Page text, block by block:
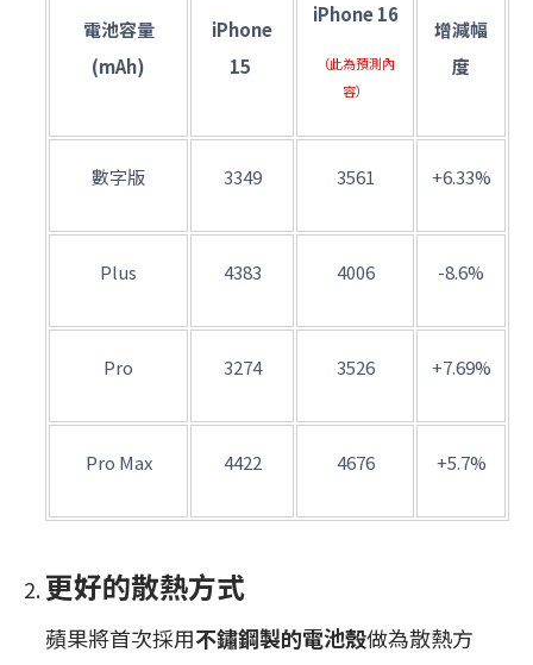
電池容量
(mAh)
iPhone
15
iPhone 16
（此為預測內
容）
增減幅
度
數字版 3349 3561 +6.33%
Plus 4383 4006 -8.6%
Pro 3274 3526 +7.69%
Pro Max 4422 4676 +5.7%
更好的散熱方式
蘋果將首次採用不鏽鋼製的電池殼做為散熱方